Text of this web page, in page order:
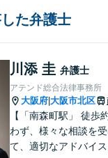
た弁護士
川添 圭 弁護士
アテンド総合法律事務所
大阪府 大阪市北区
【「南森町駅」 徒歩
わず、様々な相談を
て、適切なアドバイ